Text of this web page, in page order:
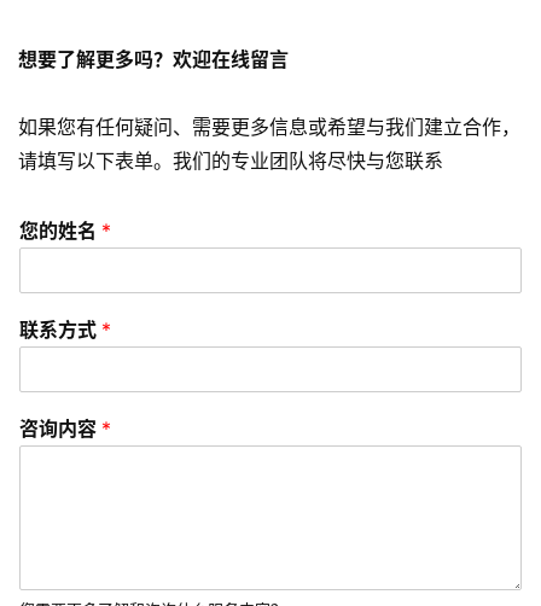
字
销
P
P
频
享
想要了解更多吗？欢迎在线留言
如果您有任何疑问、需要更多信息或希望与我们建立合作，
请填写以下表单。我们的专业团队将尽快与您联系
您的姓名 *
联系方式 *
咨询内容 *